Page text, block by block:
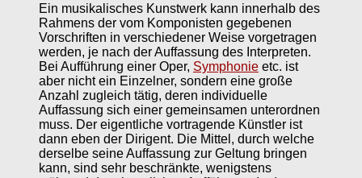
Ein musikalisches Kunstwerk kann innerhalb des
Rahmens der vom Komponisten gegebenen
Vorschriften in verschiedener Weise vorgetragen
werden, je nach der Auffassung des Interpreten.
Bei Aufführung einer Oper, Symphonie etc. ist
aber nicht ein Einzelner, sondern eine große
Anzahl zugleich tätig, deren individuelle
Auffassung sich einer gemeinsamen unterordnen
muss. Der eigentliche vortragende Künstler ist
dann eben der Dirigent. Die Mittel, durch welche
derselbe seine Auffassung zur Geltung bringen
kann, sind sehr beschränkte, wenigstens